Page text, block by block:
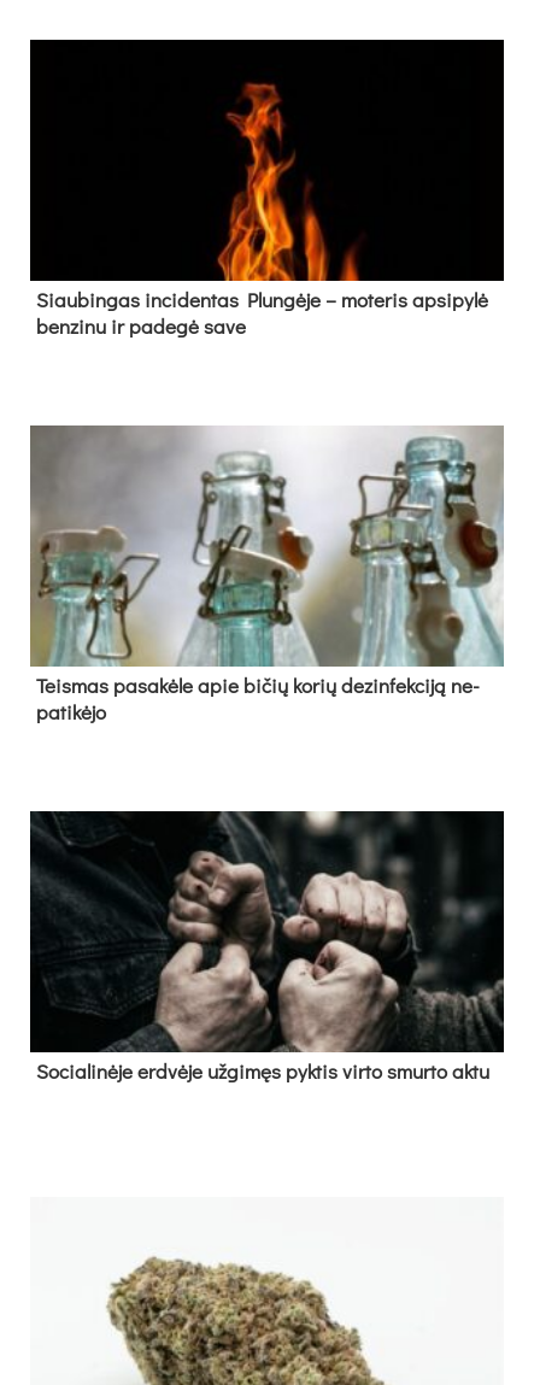
Siau­bin­gas in­ci­den­tas Plun­gė­je – mo­te­ris ap­si­py­lė
ben­zi­nu ir pa­de­gė sa­ve
Teis­mas pa­sa­kė­le apie bi­čių ko­rių de­zin­fek­ci­ją ne­
pa­ti­kė­jo
So­cia­li­nė­je erd­vė­je už­gi­męs pyk­tis vir­to smur­to ak­tu